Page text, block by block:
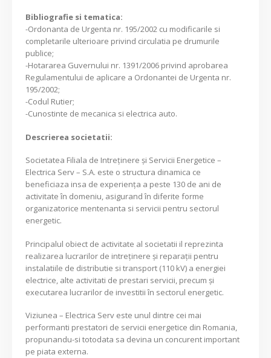
Bibliografie si tematica:
-Ordonanta de Urgenta nr. 195/2002 cu modificarile si
completarile ulterioare privind circulatia pe drumurile
publice;
-Hotararea Guvernului nr. 1391/2006 privind aprobarea
Regulamentului de aplicare a Ordonantei de Urgenta nr.
195/2002;
-Codul Rutier;
-Cunostinte de mecanica si electrica auto.
Descrierea societatii:
Societatea Filiala de Intreţinere şi Servicii Energetice –
Electrica Serv – S.A. este o structura dinamica ce
beneficiaza insa de experienţa a peste 130 de ani de
activitate în domeniu, asigurand în diferite forme
organizatorice mentenanta si servicii pentru sectorul
energetic.
Principalul obiect de activitate al societatii il reprezinta
realizarea lucrarilor de intreținere și reparații pentru
instalatiile de distributie si transport (110 kV) a energiei
electrice, alte activitati de prestari servicii, precum și
executarea lucrarilor de investitii în sectorul energetic.
Viziunea – Electrica Serv este unul dintre cei mai
performanti prestatori de servicii energetice din Romania,
propunandu-si totodata sa devina un concurent important
pe piata externa.